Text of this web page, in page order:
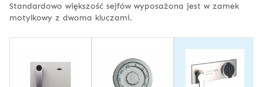
Standardowo większość sejfów wyposażona jest w zamek
motylkowy z dwoma kluczami.